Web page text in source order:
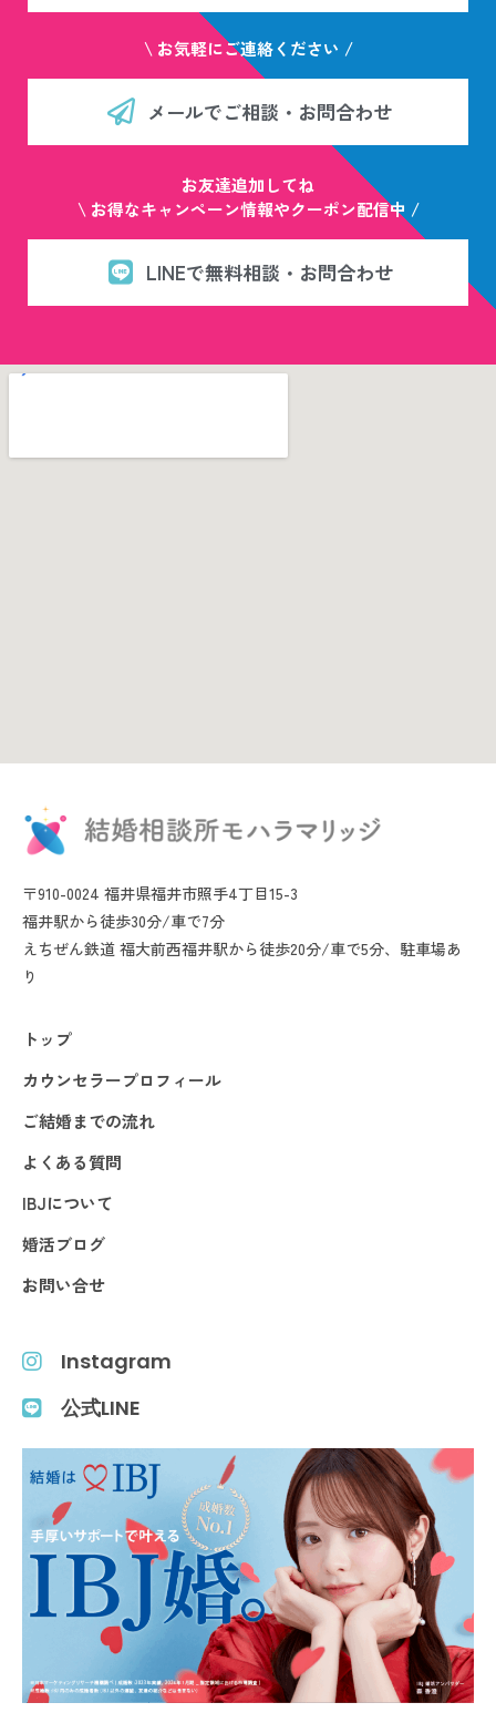
\ お気軽にご連絡ください /
メールでご相談・お問合わせ
お友達追加してね
\ お得なキャンペーン情報やクーポン配信中 /
LINEで無料相談・お問合わせ
〒910-0024 福井県福井市照手4丁目15-3
福井駅から徒歩30分/車で7分
えちぜん鉄道 福大前西福井駅から徒歩20分/車で5分、駐車場あ
り
トップ
カウンセラープロフィール
ご結婚までの流れ
よくある質問
IBJについて
婚活ブログ
お問い合せ
Instagram
公式LINE